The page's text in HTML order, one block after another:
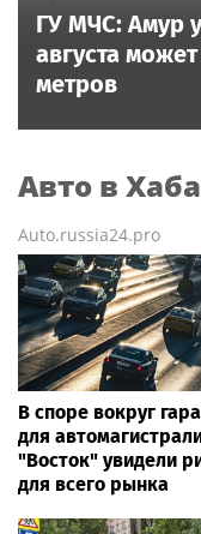
ГУ МЧС: Амур
августа
метров
Авто в
Auto.russia24.pro
В споре вокруг
для
"Восток" увидели
для всего рынка